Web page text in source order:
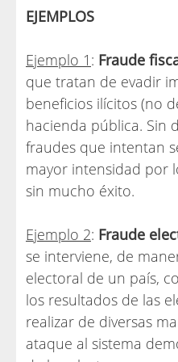
EJEMPLOS
Ejemplo 1 : Fraude
que tratan de evadir
beneficios ilícitos (no
hacienda pública. Sin
fraudes que intentan
mayor intensidad por
sin mucho éxito.
Ejemplo 2: Fraude
se interviene, de
electoral de un país,
los resultados de las
realizar de diversas
ataque al sistema